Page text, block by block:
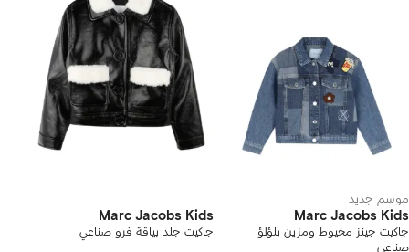
موسم جديد
Marc Jacobs Kids
جاكيت جينز مخيوط ومزين بلؤلؤ
صناعي
Marc Jacobs Kids
جاكيت جلد بياقة فرو صناعي